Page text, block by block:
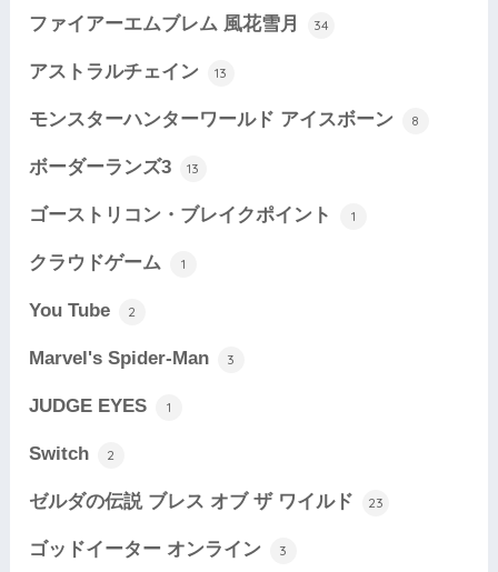
ファイアーエムブレム 風花雪月 34
アストラルチェイン 13
モンスターハンターワールド アイスボーン 8
ボーダーランズ3 13
ゴーストリコン・ブレイクポイント 1
クラウドゲーム 1
You Tube 2
Marvel's Spider-Man 3
JUDGE EYES 1
Switch 2
ゼルダの伝説 ブレス オブ ザ ワイルド 23
ゴッドイーター オンライン 3